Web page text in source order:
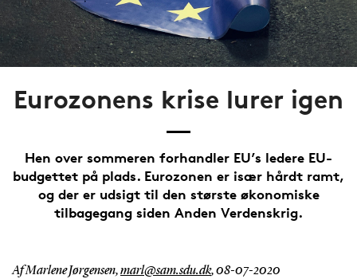
Eurozonens krise lurer igen
Hen over sommeren forhandler EU’s ledere EU-
budgettet på plads. Eurozonen er især hårdt ramt,
og der er udsigt til den største økonomiske
tilbagegang siden Anden Verdenskrig.
Af Marlene Jørgensen,marl@sam.sdu.dk,08-07-2020